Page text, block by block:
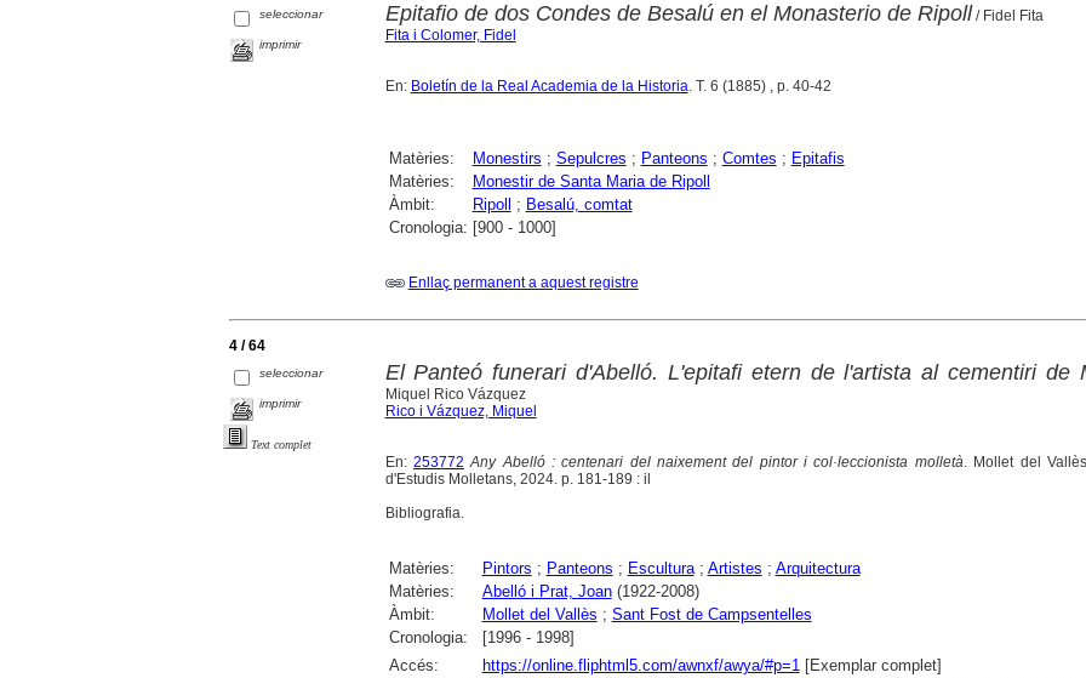
seleccionar
imprimir
Epitafio de dos Condes de Besalú en el Monasterio de Ripoll/ Fidel Fita
Fita i Colomer, Fidel
En: Boletín de la Real Academia de la Historia. T. 6 (1885) , p. 40-42
Matèries: Monestirs ; Sepulcres ; Panteons ; Comtes ; Epitafis
Matèries:
Monestir de Santa Maria de Ripoll
Àmbit:
Ripoll ; Besalú, comtat
Cronologia: [900 - 1000]
Enllaç permanent a aquest registre
4 / 64
seleccionar
imprimir
Text complet
El Panteó funerari d'Abelló. L'epitafi etern de l'artista al cementiri de
Miquel Rico Vázquez
Rico i Vázquez, Miquel
En: 253772 Any Abelló : centenari del naixement del pintor i col·leccionista molletà. Mollet del
d'Estudis Molletans, 2024. p. 181-189 : il
Bibliografia.
Matèries: Pintors ; Panteons ; Escultura; Artistes ; Arquitectura
Matèries:
Abelló i Prat, Joan(1922-2008)
Àmbit:
Mollet del Vallès ; Sant Fost de Campsentelles
Cronologia:
[1996 - 1998]
Accés:
https://online.fliphtml5.com/awnxf/awya/#p=1[Exemplar complet]